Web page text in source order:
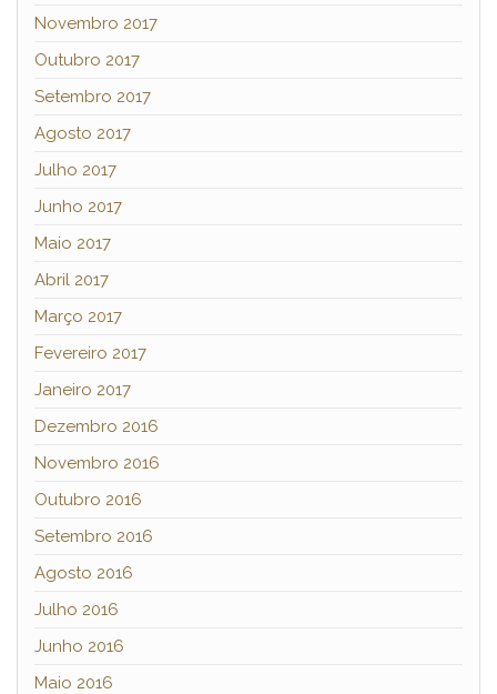
Novembro 2017
Outubro 2017
Setembro 2017
Agosto 2017
Julho 2017
Junho 2017
Maio 2017
Abril 2017
Março 2017
Fevereiro 2017
Janeiro 2017
Dezembro 2016
Novembro 2016
Outubro 2016
Setembro 2016
Agosto 2016
Julho 2016
Junho 2016
Maio 2016